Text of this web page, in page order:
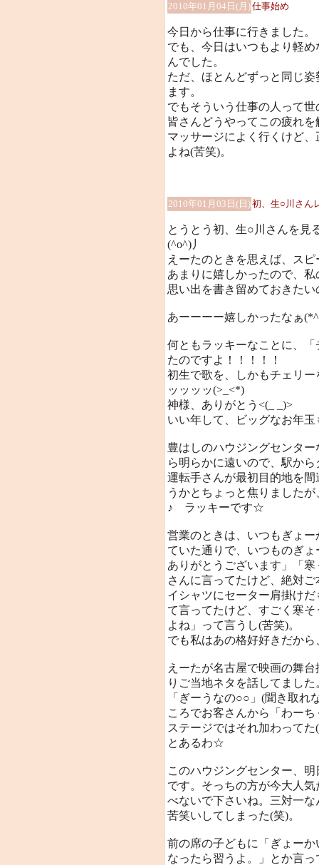
2010年01月04日(月)仕事始め
今日から仕事に行きました。
でも、今日はいつもより軽
んでした。
ただ、ほとんどずっと同じ
ます。
でもそういう仕事の人って
皆さんどうやってこの疲れ
マッサージによく行くけど
よね(苦笑)。
2010年01月03日(日)初、生○川さ
とうとう初、生○川さんを
(^o^)丿
えーたのときを思えば、ス
あまりに嬉しかったので、
思い出を書き留めておきた
あーーーー嬉しかったなぁ
何ともラッキーなことに、
たのですよ！！！！！
初生で歌を、しかもチェリ
ッッッッ(>_<*)
神様、ありがとう<(_ _)>
いい年して、ビッグなお年
豊はしのハウジングセンタ
ら明らかに遠いので、駅か
運転手さんが最初目的地を
うかとちょっと焦りました
♪ ラッキーです☆
営業のときは、いつもぎょ
ていた通りで、いつものぎ
ありがとうございます」「
さんに言ってたけど、絶対
イシャツにセーター肩掛け
て言ってたけど、すごく寒
よね」って言うし(苦笑)。
でも私はあの格好好きだか
えーたが名古屋で映画の舞
りご当地ネタを話してまし
「ぎーうなの○○」(聞き取れ
ころでお客さんから「わー
ステージではそれ加わって
とあるわ☆
このハウジングセンター、
です。そっちの方が今大人
べないで下さいね。三対一
苦笑いしてしまった(笑)。
前の席の子どもに「ぎょー
なったら習うよ。」とか言